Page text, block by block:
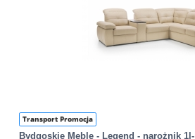
Transport Promocja
Bydgoskie Meble - Legend - narożnik 1l-